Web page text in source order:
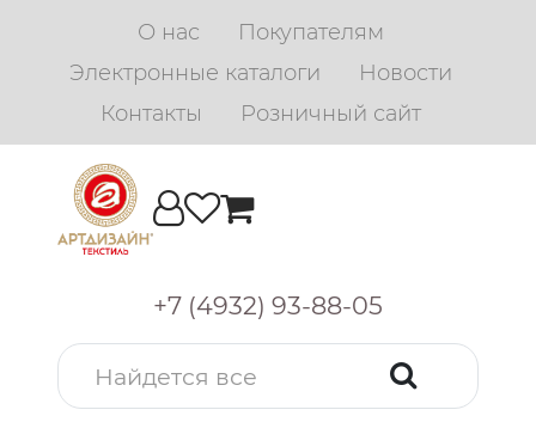
О нас
Покупателям
Электронные каталоги
Новости
Контакты
Розничный сайт
+7 (4932) 93-88-05